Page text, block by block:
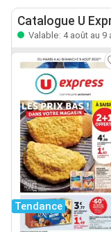
Catalogue U
Valable: 4 août au 9
Tendance